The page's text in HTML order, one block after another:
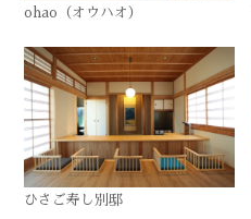
ohao（オウハオ）
ひさご寿し別邸